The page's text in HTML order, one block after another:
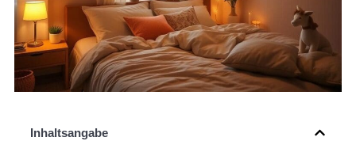
Inhaltsangabe